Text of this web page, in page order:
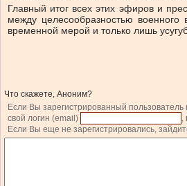
Главный итог всех этих эфиров и
между целесообразностью
временной мерой и только лишь
Что скажете, Аноним?
Если Вы зарегистрированный пользователь
свой логин (email)
,
Если Вы еще не зарегистрировались,